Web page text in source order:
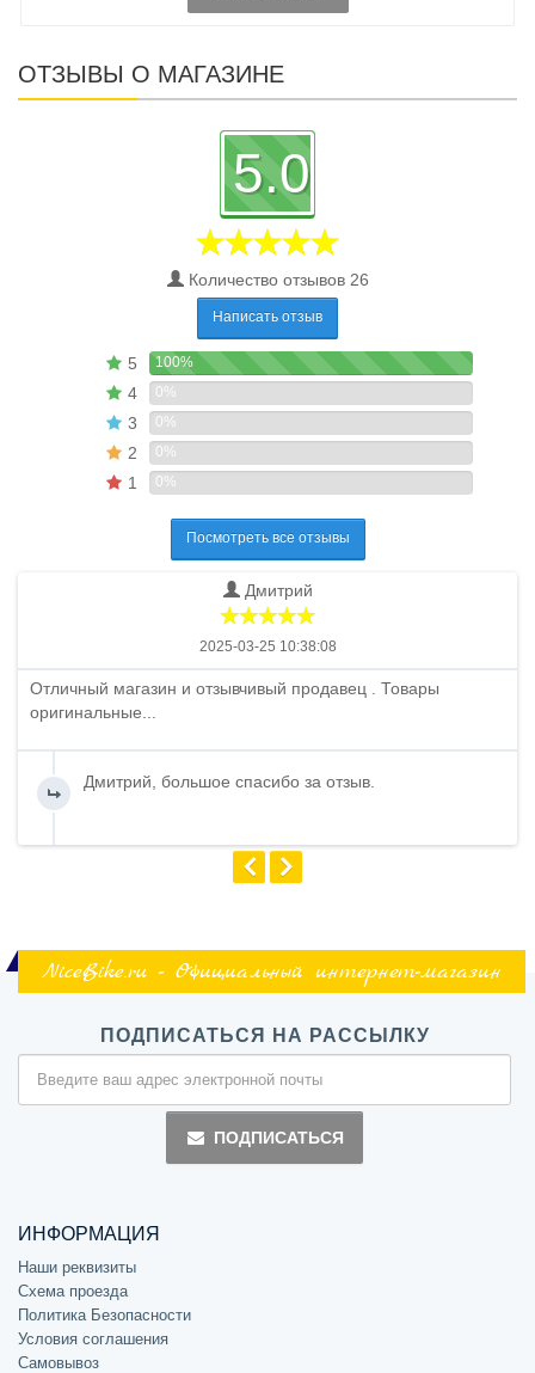
ОТЗЫВЫ О МАГАЗИНЕ
5.0
Количество отзывов 26
Написать отзыв
5 100%
4 0%
3 0%
2 0%
1 0%
Посмотреть все отзывы
Дмитрий
2025-03-25 10:38:08
Отличный магазин и отзывчивый продавец . Товары
оригинальные...
Дмитрий, большое спасибо за отзыв.
NiceBike.ru - Официальный интернет-магазин
ПОДПИСАТЬСЯ НА РАССЫЛКУ
ПОДПИСАТЬСЯ
ИНФОРМАЦИЯ
Наши реквизиты
Схема проезда
Политика Безопасности
Условия соглашения
Самовывоз